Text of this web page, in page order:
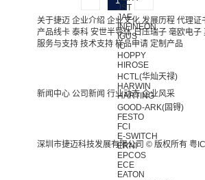
JST
JAE
INFINEON
IGUS
IC
HOPPY
HIROSE
HCTL(华灿天禄)
HARWIN
HARTING
GOOD-ARK(固锝)
FESTO
FCI
E-SWITCH
ERNI
EPCOS
ECE
EATON
关于捷迈 企业介绍 企业文化 发展历程 代理证
产品线卡 泰科 安世半导体 日压瑞子 毫欧电子
服务与支持 技术支持 样品申请 定制产品
新闻中心 公司新闻 行业动态 企业风采
深圳市捷迈科技发展有限公司 © 版权所有 粤